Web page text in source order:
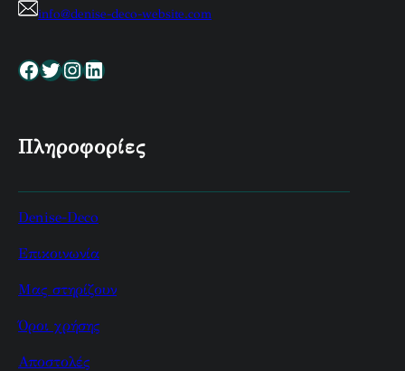
info@denise-deco-website.com
Facebook Twitter InstagramLinkedin
Πληροφορίες
Denise-Deco
Επικοινωνία
Μας στηρίζουν
Όροι χρήσης
Αποστολές